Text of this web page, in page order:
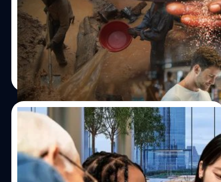
เปล่า ?
ทุกครั้งที่มีสมาร์ตโฟนรุ่นใหม่ออก หลายคนมักเกิดความรู้สึก
อยากเปลี่ยนมือถือขึ้นมา ไม่ว่าจะเป็นการเปลี่ยนตามกระแส
หรืออาจแค่อยากใช้อะไรที่อัปเดตใหม่ ๆ ขณะที่บางคนเลือกที่
จะเปลี่ยนมือถือด้วยความจำเป็น เช่น ใช้ทำงาน หรือรอจนสมา
ร์ตโฟนเครื่องเก่าพังจนแทบใช้งานไม่ได้แล้วถึงค่อยเปลี่ยน
การเปลี่ยนโทรศัพท์ทุกปีไม่ว่าจะด้วยเหตุผลอะไร อาจมีเรื่องที่
เราต้องตระหนักรู้ไว้ในฐานะมนุษย์ผู้อาศัยอยู่บนโลกใบนี้ ในแง่
ของทรัพยากรธรรมชาติและสิทธิมนุษยชน การผลิตอุปกรณ์
อิเล็กทรอนิกส์ ต้องใช้ส่วนประกอบสำคัญที่ใช้แรงงานคน
อย่างมหาศาล นอกจากพลาสติกและอะลูมิเนียม ยังมีแร่ "โคล
แทน" (Coltan) ซึ่งเป็นหัวใจสำคัญของอุปกรณ์อิเล็กทรอนิกส์
โดยเฉพาะสมาร์ตโฟนยุคใหม่ทุกเครื่อง โคลแทนประกอบด้วย
ธาตุสำคัญสองชนิดคือ นิโอเบียม (Niobium) และ แทนทาลัม
(Tantalum) โดยส่วนใหญ่จะถูกขุดโดยคนงานเหมืองท้องถิ่น
อมลวรรณ ศรัทธานนท์| 324 days ago
Read More
17/09/2025
[บทความ] ใช้สมาร์ตโฟนยังไงให้คุ้มที่สุด นาน ๆ
เปลี่ยนที หรือ เปลี่ยนทุกปี ?
ทุกครั้งที่มีการเปิดตัวสมาร์ตโฟนรุ่นใหม่ โดยเฉพาะ iPhone ผู้